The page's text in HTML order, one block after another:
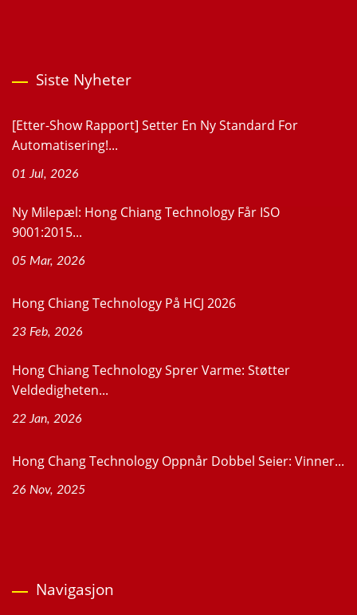
Siste Nyheter
[Etter-Show Rapport] Setter En Ny Standard For
Automatisering!...
01 Jul, 2026
Ny Milepæl: Hong Chiang Technology Får ISO
9001:2015...
05 Mar, 2026
Hong Chiang Technology På HCJ 2026
23 Feb, 2026
Hong Chiang Technology Sprer Varme: Støtter
Veldedigheten...
22 Jan, 2026
Hong Chang Technology Oppnår Dobbel Seier: Vinner...
26 Nov, 2025
Navigasjon